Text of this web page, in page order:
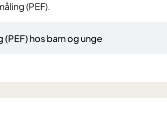
(PEF).
hos barn og unge